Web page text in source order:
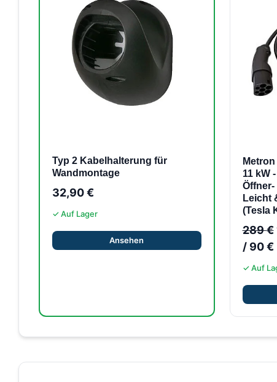
Typ 2 Kabelhalterung für
Wandmontage
32,90€
✓ Auf Lager
Ansehen
11 kW
Leicht
(Tesla
289€
/ 90€
✓ Auf